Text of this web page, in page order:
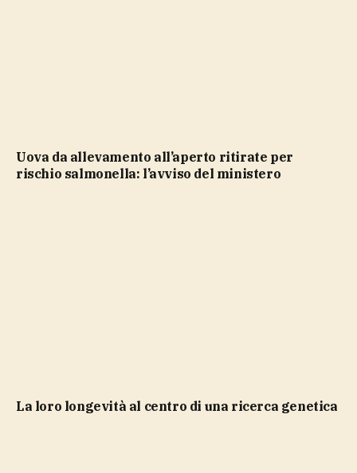
Uova da allevamento all’aperto ritirate per
rischio salmonella: l’avviso del ministero
la loro longevità al centro di una ricerca genetica